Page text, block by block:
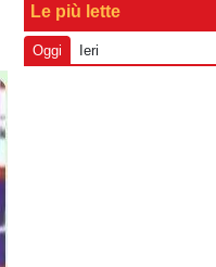
Le più lette
Oggi Ieri